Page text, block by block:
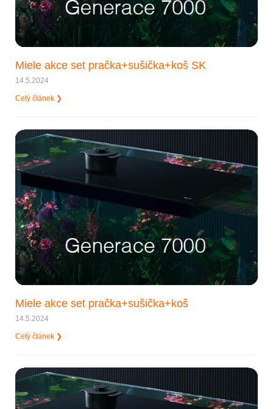
Miele akce set pračka+sušička+koš SK
14.5.2024
Celý článek ❯
Miele akce set pračka+sušička+koš
14.5.2024
Celý článek ❯